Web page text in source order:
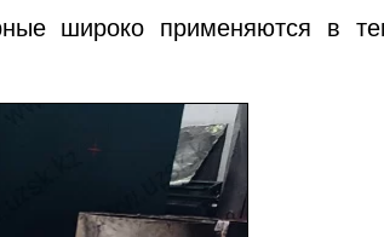
широко применяются в